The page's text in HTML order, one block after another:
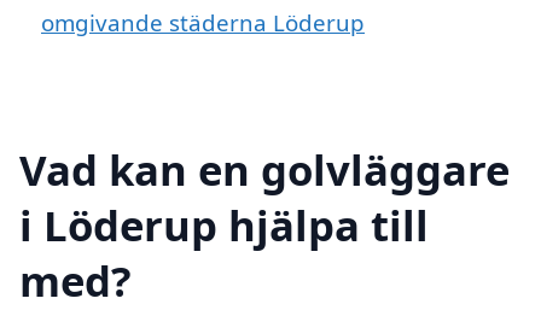
omgivande städerna Löderup
Vad kan en golvläggare
i Löderup hjälpa till
med?